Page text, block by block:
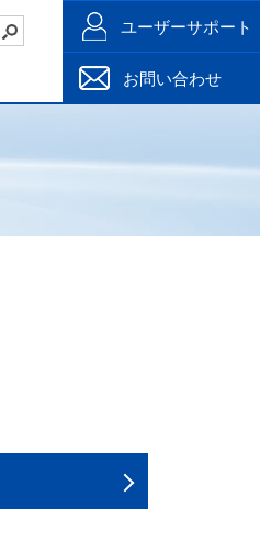
ユーザーサポート
お問い合わせ